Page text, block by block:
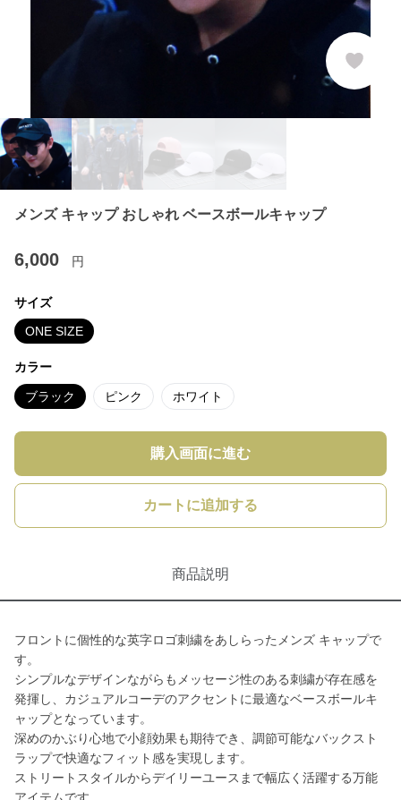
メンズ キャップ おしゃれ ベースボールキャップ
6,000 円
サイズ
ONE SIZE
カラー
ブラック ピンク ホワイト
購入画面に進む
カートに追加する
商品説明
フロントに個性的な英字ロゴ刺繍をあしらったメンズ キャップで
す。
シンプルなデザインながらもメッセージ性のある刺繍が存在感を
発揮し、カジュアルコーデのアクセントに最適なベースボールキ
ャップとなっています。
深めのかぶり心地で小顔効果も期待でき、調節可能なバックスト
ラップで快適なフィット感を実現します。
ストリートスタイルからデイリーユースまで幅広く活躍する万能